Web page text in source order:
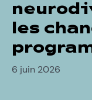
les
6 juin 2026